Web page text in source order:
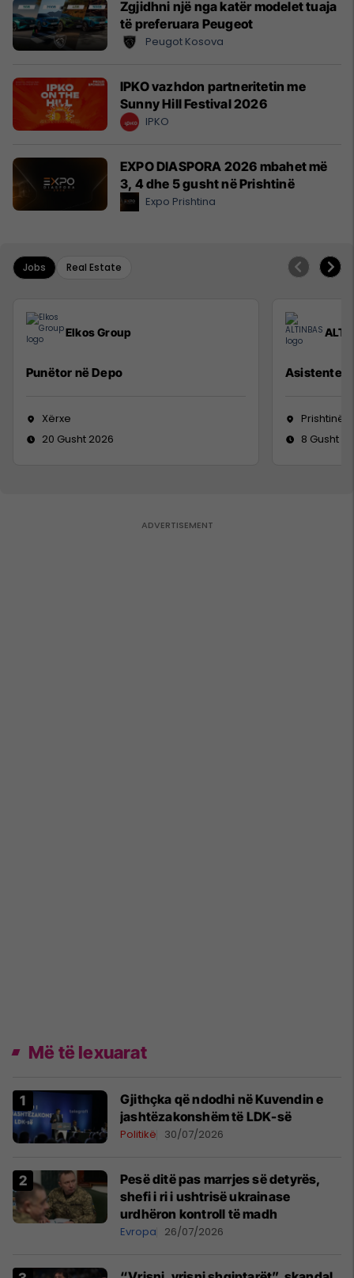
Zgjidhni një nga katër modelet tuaja
të preferuara Peugeot
Peugot Kosova
IPKO vazhdon partneritetin me
Sunny Hill Festival 2026
IPKO
EXPO DIASPORA 2026 mbahet më
3, 4 dhe 5 gusht në Prishtinë
Expo Prishtina
Jobs Real Estate
Elkos Group
Punëtor në Depo
Xërxe
20 Gusht 2026
Asistente
Prishtinë
8 Gusht
Më të lexuarat
Gjithçka që ndodhi në Kuvendin e
jashtëzakonshëm të LDK-së
Politikë 30/07/2026
Pesë ditë pas marrjes së detyrës,
shefi i ri i ushtrisë ukrainase
urdhëron kontroll të madh
Evropa 26/07/2026